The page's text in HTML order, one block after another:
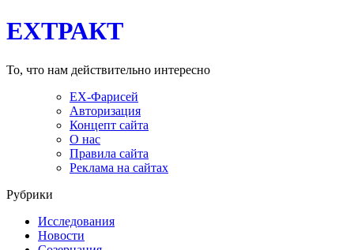
EXТРАКТ
То, что нам действительно интересно
EX-Фарисей
Авторизация
Концепт сайта
О нас
Правила сайта
Реклама на сайтах
Рубрики
Исследования
Новости